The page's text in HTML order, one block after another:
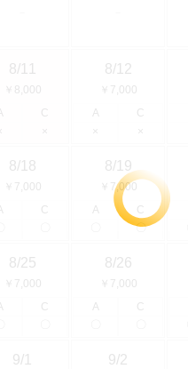
8/11
￥8,000
C
×
8/12
￥7,000
A
×
C
×
8/18
￥7,000
C
8/19
￥7,000
A
C
〇
8/25
￥7,000
C
8/26
￥7,000
A
C
9/1 9/2